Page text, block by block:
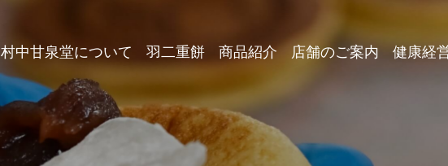
村中甘泉堂について 羽二重餅 商品紹介 店舗のご案内 健康経